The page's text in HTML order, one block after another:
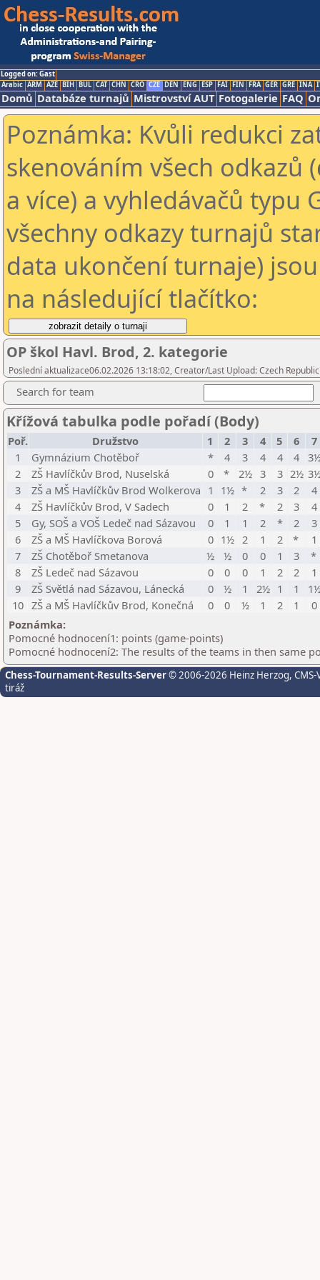
Logged on: Gast
Arabic ARM AZE BIH BUL CAT CHN CRO CZE DEN ENG ESP FAI FIN FRA GER GRE INA
Domů Databáze turnajů Mistrovství AUT Fotogalerie FAQ
Poznámka: Kvůli redukci
skenováním všech odkazů
a více) a vyhledávačů typu
všechny odkazy turnajů
data ukončení turnaje)
na následující tlačítko:
OP škol Havl. Brod, 2. kategorie
Poslední aktualizace06.02.2026 13:18:02, Creator/Last Upload: Czech
Search for team
Křížová tabulka podle pořadí (Body)
Poř. Družstvo 1 2 3 4 5 6
7
1
Gymnázium Chotěboř * 4 3 4 4 4
2
ZŠ Havlíčkův Brod, Nuselská 0 * 2½ 3 3 2½
3
ZŠ a MŠ Havlíčkův Brod Wolkerova 1 1½ * 2 3 2
4
4
ZŠ Havlíčkův Brod, V Sadech 0 1 2 * 2 3
4
5
Gy, SOŠ a VOŠ Ledeč nad Sázavou 0 1 1 2 * 2
3
6
ZŠ a MŠ Havlíčkova Borová 0 1½ 2 1 2 *
1
7
ZŠ Chotěboř Smetanova ½ ½ 0 0 1 3
*
8
ZŠ Ledeč nad Sázavou 0 0 0 1 2 2
1
9
ZŠ Světlá nad Sázavou, Lánecká 0 ½ 1 2½ 1 1
10 ZŠ a MŠ Havlíčkův Brod, Konečná 0 0 ½ 1 2 1
0
Poznámka:
Pomocné hodnocení1: points (game-points)
Pomocné hodnocení2: The results of the teams in then same
Chess-Tournament-Results-Server© 2006-2026 Heinz Herzog,
tiráž